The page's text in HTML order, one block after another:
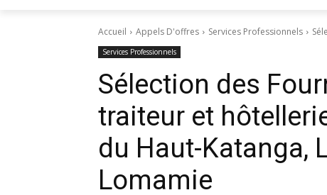
Accueil Appels D'offres Services Professionnels
Services Professionnels
Sélection des
traiteur et
du Haut-Katanga,
Lomamie